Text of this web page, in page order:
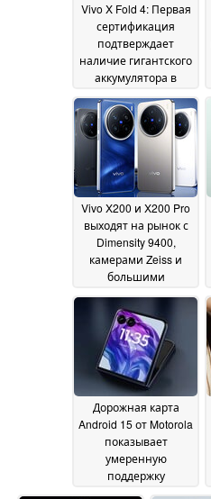
Vivo X Fold 4: Первая
сертификация
подтверждает
наличие гигантского
аккумулятора в
предстоящей
складной модели с
камерой Zeiss 20
October 2024
Vivo X200 и X200 Pro
выходят на рынок с
Dimensity 9400,
камерами Zeiss и
большими
аккумуляторами15
October 2024
Дорожная карта
Android 15 от Motorola
показывает
умеренную
поддержку
обновлений, но